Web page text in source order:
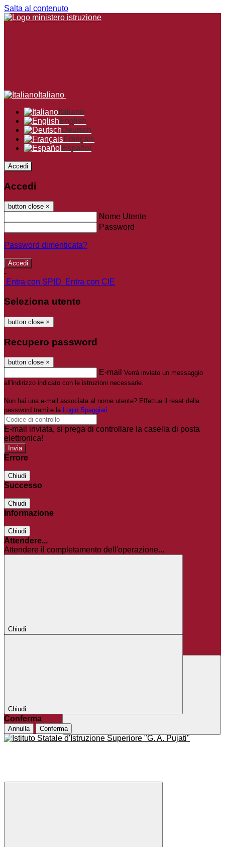
Salta al contenuto
Italiano
Italiano
English
Deutsch
Français
Español
Accedi
Accedi
button close ×
Nome Utente
Password
Password dimenticata?
-
Entra con SPID
Entra con CIE
Seleziona utente
button close ×
Recupero password
button close ×
E-mail Verrà inviato un messaggio
all'indirizzo indicato con le istruzioni necessarie.
Non hai una e-mail associata al nome utente? Effettua il reset della
password tramite la Login Spaggiari
E-mail inviata, si prega di controllare la casella di posta
elettronica!
Errore
Chiudi
Successo
Chiudi
Informazione
Chiudi
Attendere...
Attendere il completamento dell'operazione...
Chiudi
Chiudi
Conferma
Annulla Conferma